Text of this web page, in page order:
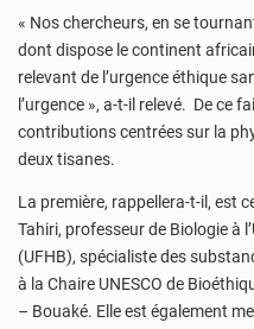
« Nos chercheurs, en se
dont dispose le continent
relevant de l’urgence éthique
l’urgence », a-t-il relevé. De ce
contributions centrées sur la
deux tisanes.
La première, rappellera-t-il, est
Tahiri, professeur de Biologie à
(UFHB), spécialiste des
à la Chaire UNESCO de
– Bouaké. Elle est également